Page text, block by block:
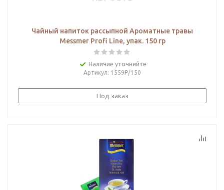
Чайный напиток рассыпной Ароматные травы
Messmer Profi Line, упак. 150 гр
Наличие уточняйте
Артикул: 1559Р/150
Под заказ